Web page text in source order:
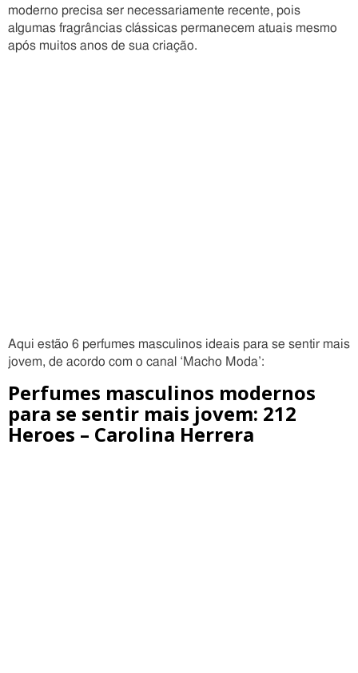
moderno precisa ser necessariamente recente, pois
algumas fragrâncias clássicas permanecem atuais mesmo
após muitos anos de sua criação.
Aqui estão 6 perfumes masculinos ideais para se sentir mais
jovem, de acordo com o canal ‘Macho Moda’:
Perfumes masculinos modernos
para se sentir mais jovem: 212
Heroes – Carolina Herrera